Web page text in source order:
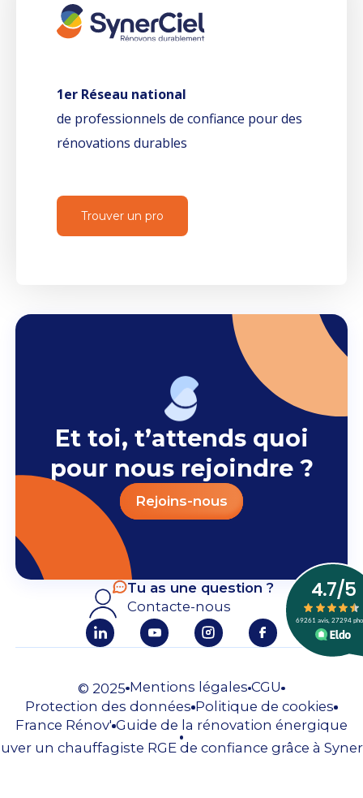
1er Réseau national
de professionnels de confiance pour des
rénovations durables
Trouver un pro
Et toi, t’attends quoi
pour nous rejoindre ?
Rejoins-nous
Tu as une question ?
Contacte-nous
© 2025 Mentions légales CGU
Protection des données Politique de cookies
France Rénov' Guide de la rénovation énergique
un chauffagiste RGE de confiance grâce à